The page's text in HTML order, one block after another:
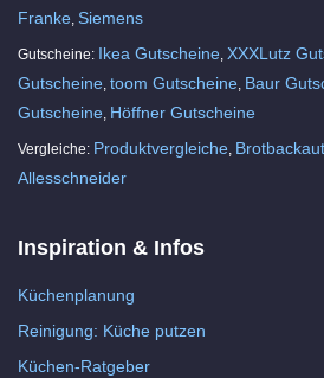
Franke Siemens
Gutscheine: Ikea Gutscheine XXXLutz
Gutscheine toom Gutscheine Baur
Gutscheine Höffner Gutscheine
Vergleiche: Produktvergleiche
Allesschneider
Inspiration & Infos
Küchenplanung
Reinigung: Küche putzen
Küchen-Ratgeber